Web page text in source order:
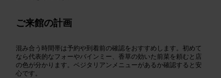
ご来館の計画
混み合う時間帯は予約や到着前の確認をおすすめします。初めて
なら代表的なフォーやバインミー、香草の効いた前菜を頼むと店
の色が分かります。ベジタリアンメニューがあるか確認すると安
心です。